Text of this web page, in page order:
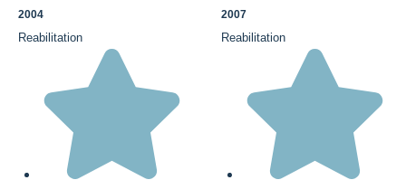
2004
Reabilitation
2007
Reabilitation